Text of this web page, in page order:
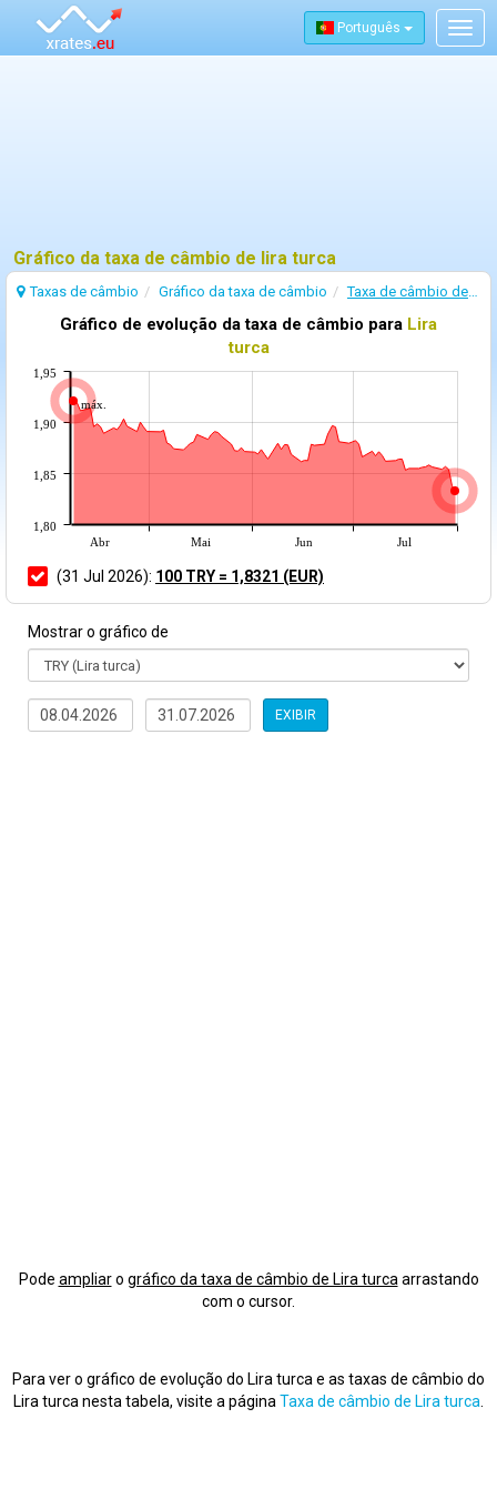
Português
Gráfico da taxa de câmbio de lira turca
Taxas de câmbio Gráfico da taxa de câmbio Taxa de câmbio de Lira turca
Gráfico de evolução da taxa de câmbio para Lira
turca
máx.
Abr Mai Jun Jul
1,80
1,85
1,90
1,95
(31 Jul 2026): 100 TRY = 1,8321 (EUR)
Mostrar o gráfico de
EXIBIR
Pode ampliaro gráfico da taxa de câmbio de Lira turca arrastando
com o cursor.
Para ver o gráfico de evolução do Lira turca e as taxas de câmbio do
Lira turca nesta tabela, visite a página Taxa de câmbio de Lira turca